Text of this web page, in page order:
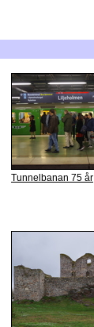
Tunnelbanan 75 år